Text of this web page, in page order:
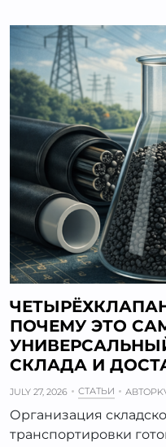
ПОЧЕМУ ЭТО
СКЛАДА И
JULY 27, 2026 СТАТЬИ АВТОР
Организация
транспортировки